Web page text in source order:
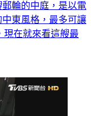
輪的中庭，是以電
東風格，最多可讓
現在就來看這艘最